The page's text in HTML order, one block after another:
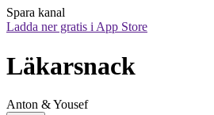
Spara kanal
Ladda ner gratis i App Store
Läkarsnack
Anton & Yousef